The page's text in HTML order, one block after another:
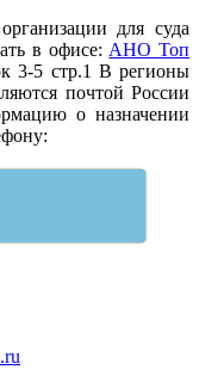
для суда
в офисе: АНО Топ
3-5 стр.1 В регионы
почтой России
о назначении